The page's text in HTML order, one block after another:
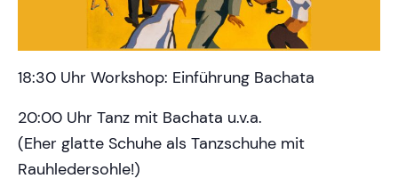
18:30 Uhr Workshop: Einführung Bachata
20:00 Uhr Tanz mit Bachata u.v.a.
(Eher glatte Schuhe als Tanzschuhe mit
Rauhledersohle!)